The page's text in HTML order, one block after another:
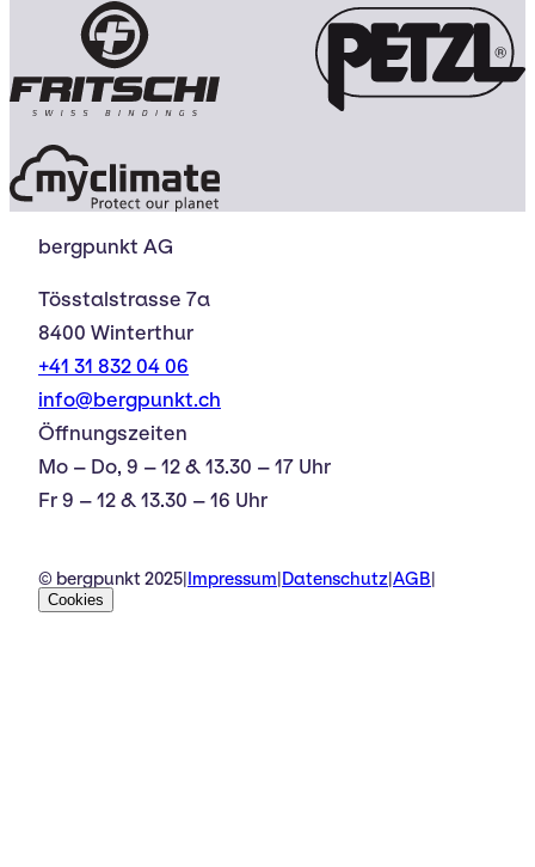
bergpunkt AG
Tösstalstrasse 7a
8400 Winterthur
+41 31 832 04 06
info@bergpunkt.ch
Öffnungszeiten
Mo – Do, 9 – 12 & 13.30 – 17 Uhr
Fr 9 – 12 & 13.30 – 16 Uhr
© bergpunkt 2025 Impressum Datenschutz AGB
Cookies